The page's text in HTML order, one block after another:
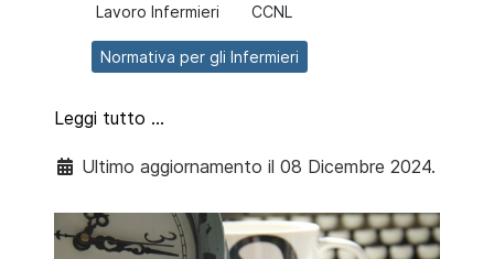
Lavoro Infermieri CCNL
Normativa per gli Infermieri
Leggi tutto …
Ultimo aggiornamento il 08 Dicembre 2024.